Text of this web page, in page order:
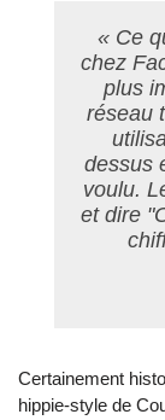
« Ce
chez
plus
réseau
dessus
voulu.
et dire
Certainement
hippie-style de